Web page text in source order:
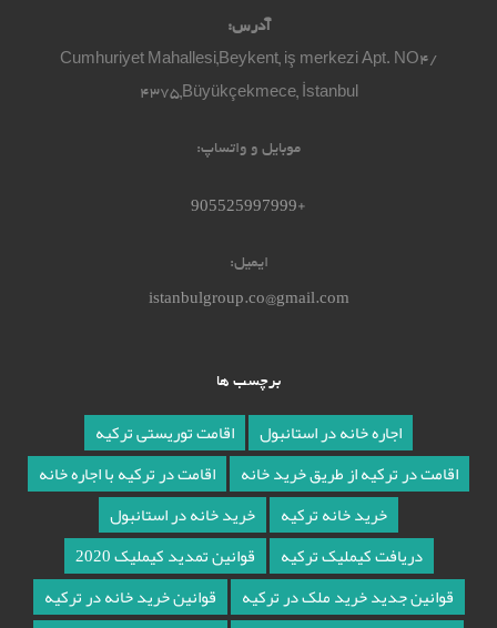
آدرس:
Cumhuriyet Mahallesi,Beykent, iş merkezi Apt. NO4/
4375,Büyükçekmece, İstanbul
موبایل و واتساپ:
+905525997999
ایمیل:
istanbulgroup.co@gmail.com
برچسب ها
اجاره خانه در استانبول
اقامت توریستی ترکیه
اقامت در ترکیه از طریق خرید خانه
اقامت در ترکیه با اجاره خانه
خرید خانه ترکیه
خرید خانه در استانبول
دریافت کیملیک ترکیه
قوانین تمدید کیملیک 2020
قوانین جدید خرید ملک در ترکیه
قوانین خرید خانه در ترکیه